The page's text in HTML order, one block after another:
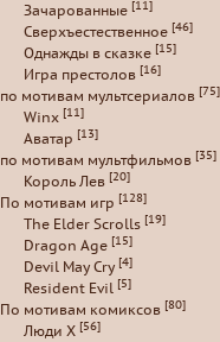
Зачарованные [11]
Сверхъестественное [46]
Однажды в сказке [15]
Игра престолов [16]
по мотивам мультсериалов [75]
Winx [11]
Аватар [13]
по мотивам мультфильмов [35]
Король Лев [20]
По мотивам игр [128]
The Elder Scrolls [19]
Dragon Age [15]
Devil May Cry [4]
Resident Evil [5]
По мотивам комиксов [80]
Люди Х [56]